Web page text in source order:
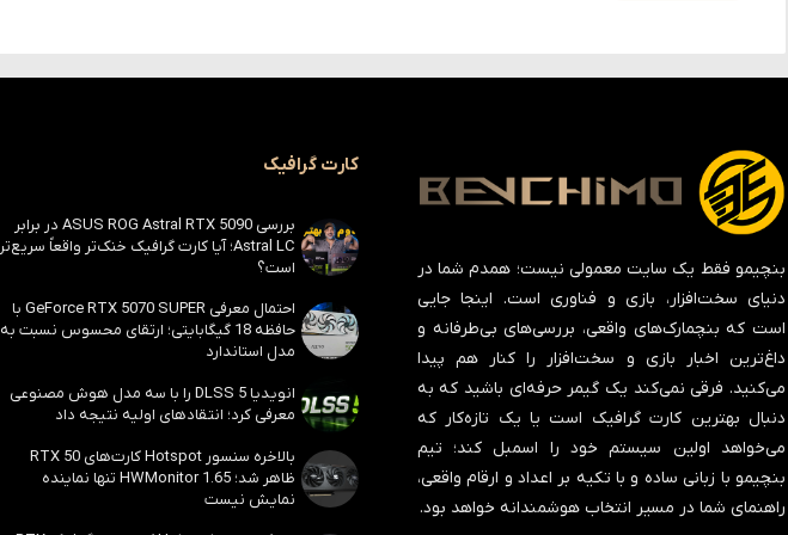
بنچیمو فقط یک سایت معمولی نیست؛ همدم شما در
دنیای سخت‌افزار، بازی و فناوری است. اینجا جایی
است که بنچمارک‌های واقعی، بررسی‌های بی‌طرفانه و
داغ‌ترین اخبار بازی و سخت‌افزار را کنار هم پیدا
می‌کنید. فرقی نمی‌کند یک گیمر حرفه‌ای باشید که به
دنبال بهترین کارت گرافیک است یا یک تازه‌کار که
می‌خواهد اولین سیستم خود را اسمبل کند؛ تیم
بنچیمو با زبانی ساده و با تکیه بر اعداد و ارقام واقعی،
راهنمای شما در مسیر انتخاب هوشمندانه خواهد بود.
کارت گرافیک
بررسی ASUS ROG Astral RTX 5090 در برابر
Astral LC؛ آیا کارت گرافیک خنک‌تر واقعاً سریع‌تر
است؟
احتمال معرفی GeForce RTX 5070 SUPER با
حافظه 18 گیگابایتی؛ ارتقای محسوس نسبت به
مدل استاندارد
انویدیا DLSS 5 را با سه مدل هوش مصنوعی
معرفی کرد؛ انتقادهای اولیه نتیجه داد
بالاخره سنسور Hotspot کارت‌های RTX 50
ظاهر شد؛ HWMonitor 1.65 تنها نماینده
نمایش نیست